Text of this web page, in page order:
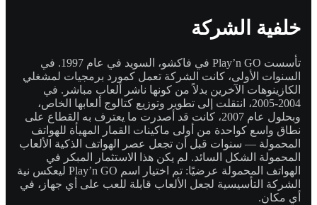
خلفية الشركة
تأسست Play’n GO في فاكشو، السويد في عام 1997. في
السنوات الأولى، كانت الشركة تعمل كمورد برمجيات لمشغلي
الكازينوهات الآخرين بدلاً من كونها ناشر ألعاب مباشر. في
2004-2005، انتقلت إلى تطوير وتوزيع كتالوج ألعابها الخاص،
وبحلول عام 2007، كانت قد أصدرت ما يعترف به القطاع على
نطاق واسع كواحدة من أولى ماكينات القمار المهيأة للهواتف
المحمولة — سنوات قبل أن تجعل عصر الهواتف الذكية الألعاب
المحمولة الشكل السائد. لم يكن هذا الاستثمار المبكر في
الهواتف المحمولة عرضيًا: تم اختيار اسم Play’n GO ليعكس نية
الشركة التأسيسية لجعل الألعاب قابلة للعب على أي جهاز، في
أي مكان.